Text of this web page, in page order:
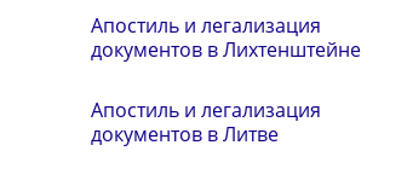
Апостиль и легализация
документов в Лихтенштейне
Апостиль и легализация
документов в Литве